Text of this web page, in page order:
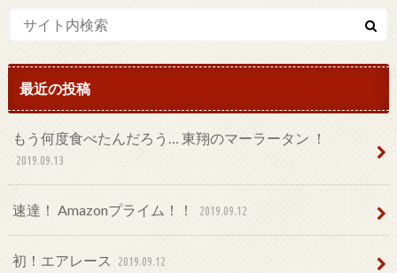
最近の投稿
もう何度食べたんだろう… 東翔のマーラータン ！
2019.09.13
速達！ Amazonプライム！！ 2019.09.12
初！エアレース 2019.09.12